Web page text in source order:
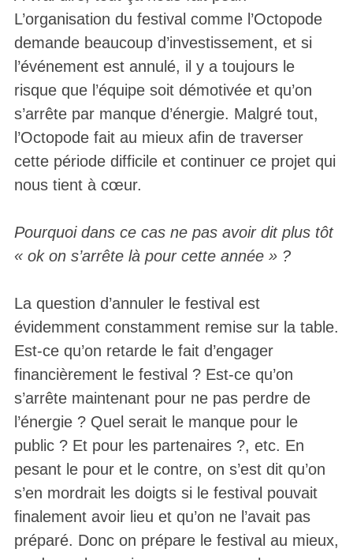
L’organisation du festival comme l’Octopode
demande beaucoup d’investissement, et si
l’événement est annulé, il y a toujours le
risque que l’équipe soit démotivée et qu’on
s’arrête par manque d’énergie. Malgré tout,
l’Octopode fait au mieux afin de traverser
cette période difficile et continuer ce projet qui
nous tient à cœur.
Pourquoi dans ce cas ne pas avoir dit plus tôt
« ok on s’arrête là pour cette année » ?
La question d’annuler le festival est
évidemment constamment remise sur la table.
Est-ce qu’on retarde le fait d’engager
financièrement le festival ? Est-ce qu’on
s’arrête maintenant pour ne pas perdre de
l’énergie ? Quel serait le manque pour le
public ? Et pour les partenaires ?, etc. En
pesant le pour et le contre, on s’est dit qu’on
s’en mordrait les doigts si le festival pouvait
finalement avoir lieu et qu’on ne l’avait pas
préparé. Donc on prépare le festival au mieux,